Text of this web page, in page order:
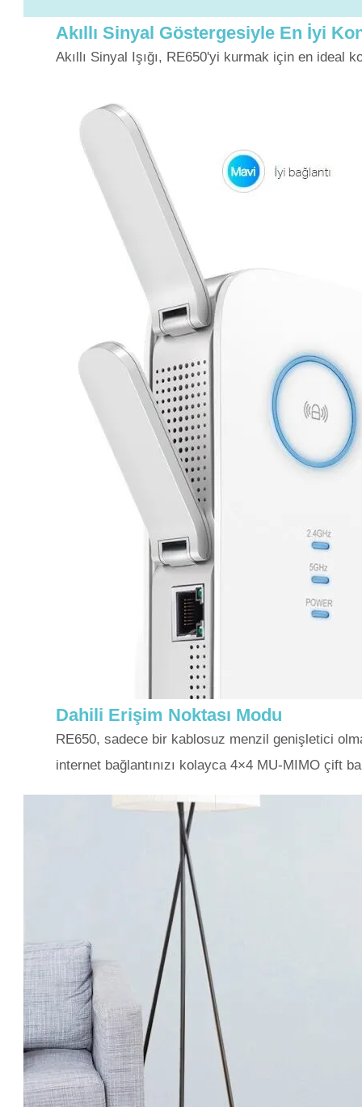
Akıllı Sinyal Göstergesiyle En İyi
Akıllı Sinyal Işığı, RE650'yi kurmak için en ideal
Dahili Erişim Noktası Modu
RE650, sadece bir kablosuz menzil genişletici
internet bağlantınızı kolayca 4×4 MU-MIMO çift